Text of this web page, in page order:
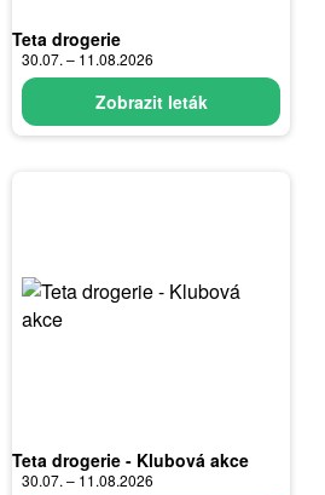
Teta drogerie
30.07. – 11.08.2026
Zobrazit leták
Teta drogerie - Klubová akce
30.07. – 11.08.2026